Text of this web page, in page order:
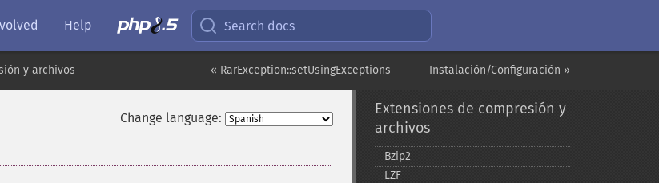
Help Search docs
Instalación/Configuración »
« RarException::setUsingExceptions
y archivos
Change language:
Extensiones de compresión y
archivos
Bzip2
LZF